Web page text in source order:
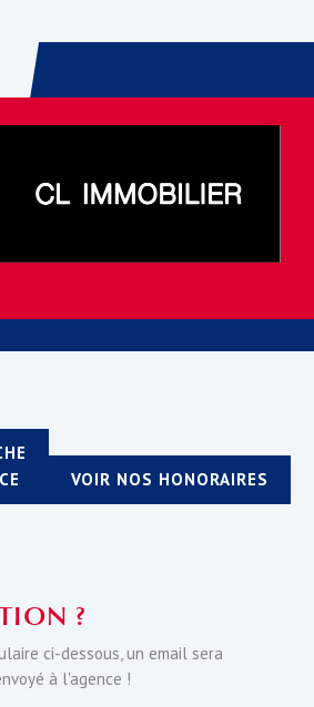
VOIR NOS HONORAIRES
?
ci-dessous, un email sera
à l'agence !